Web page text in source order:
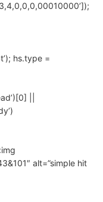
hs.type =
||
alt=”simple hit